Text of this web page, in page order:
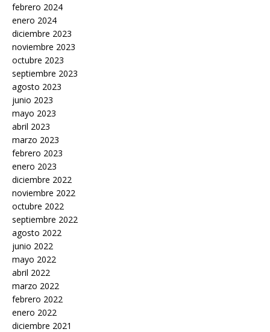
febrero 2024
enero 2024
diciembre 2023
noviembre 2023
octubre 2023
septiembre 2023
agosto 2023
junio 2023
mayo 2023
abril 2023
marzo 2023
febrero 2023
enero 2023
diciembre 2022
noviembre 2022
octubre 2022
septiembre 2022
agosto 2022
junio 2022
mayo 2022
abril 2022
marzo 2022
febrero 2022
enero 2022
diciembre 2021